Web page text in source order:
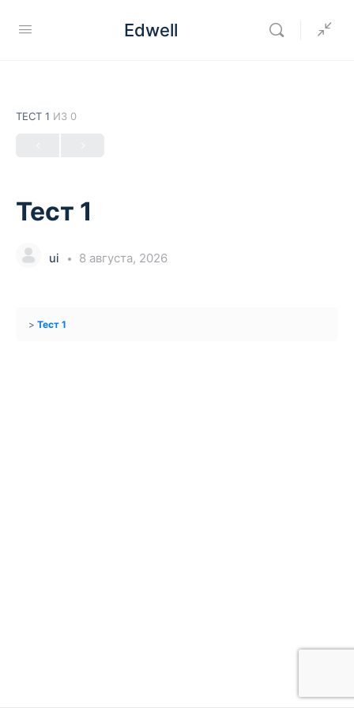
Edwell
ТЕСТ 1 ИЗ 0
Тест 1
ui 8 августа, 2026
Тест 1